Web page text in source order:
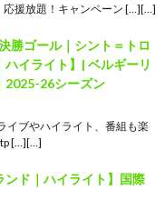
応援放題！キャンペーン […][…]
勝ゴール｜シント＝トロ
イライト】| ベルギーリ
2025-26シーズン
イブやハイライト、番組も楽
[…][…]
ンド｜ハイライト】国際